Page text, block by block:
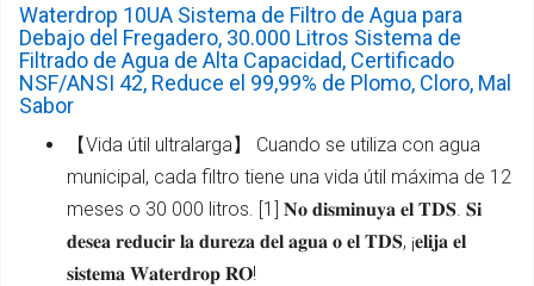
Waterdrop 10UA Sistema de Filtro de Agua para
Debajo del Fregadero, 30.000 Litros Sistema de
Filtrado de Agua de Alta Capacidad, Certificado
NSF/ANSI 42, Reduce el 99,99% de Plomo, Cloro, Mal
Sabor
【Vida útil ultralarga】 Cuando se utiliza con agua
municipal, cada filtro tiene una vida útil máxima de 12
meses o 30 000 litros. [1] 𝐍𝐨 𝐝𝐢𝐬𝐦𝐢𝐧𝐮𝐲𝐚 𝐞𝐥 𝐓𝐃𝐒. 𝐒𝐢
𝐝𝐞𝐬𝐞𝐚 𝐫𝐞𝐝𝐮𝐜𝐢𝐫 𝐥𝐚 𝐝𝐮𝐫𝐞𝐳𝐚 𝐝𝐞𝐥 𝐚𝐠𝐮𝐚 𝐨 𝐞𝐥 𝐓𝐃𝐒, ¡𝐞𝐥𝐢𝐣𝐚 𝐞𝐥
𝐬𝐢𝐬𝐭𝐞𝐦𝐚 𝐖𝐚𝐭𝐞𝐫𝐝𝐫𝐨𝐩 𝐑𝐎!